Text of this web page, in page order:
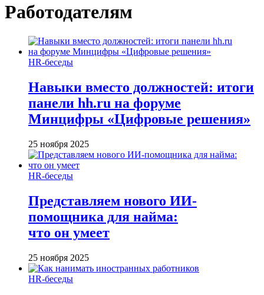
Работодателям
HR-беседы
Навыки вместо должностей: итоги
панели hh.ru на форуме
Минцифры «Цифровые решения»
25 ноября 2025
HR-беседы
Представляем нового ИИ-
помощника для найма:
что он умеет
25 ноября 2025
HR-беседы